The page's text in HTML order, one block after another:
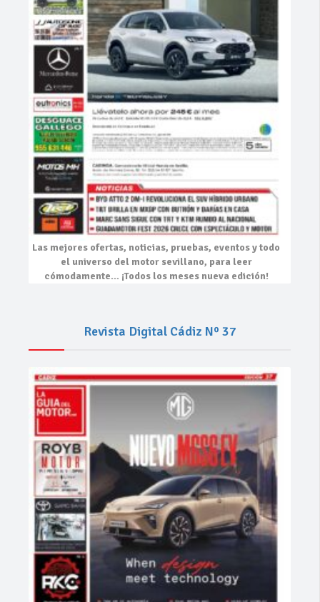
Las mejores ofertas, noticias, pruebas, eventosy todo
el universo del motor sevillano, para leer
cómodamente… ¡Todos los meses nueva edición!
Revista Digital Cádiz Nº 37